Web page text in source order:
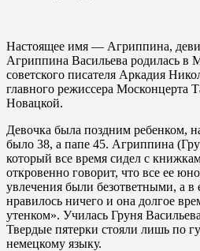
Настоящее имя — Агриппина,
Агриппина Васильева родилась в
советского писателя Аркадия
главного режиссера Москонцерта
Новацкой.
Девочка была поздним ребенком,
было 38, а папе 45. Агриппина
который все время сидел с
откровенно говорит, что все ее
увлечения были безответными, а в
нравилось ничего и она долгое
утенком». Училась Груня
Твердые пятерки стояли лишь по
немецкому языку.